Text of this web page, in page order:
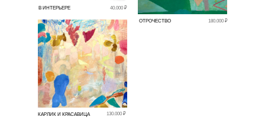
ОТРОЧЕСТВО 180.000 ₽
КАРЛИК И КРАСАВИЦА 130.000 ₽
40.000 ₽
В ИНТЕРЬЕРЕ